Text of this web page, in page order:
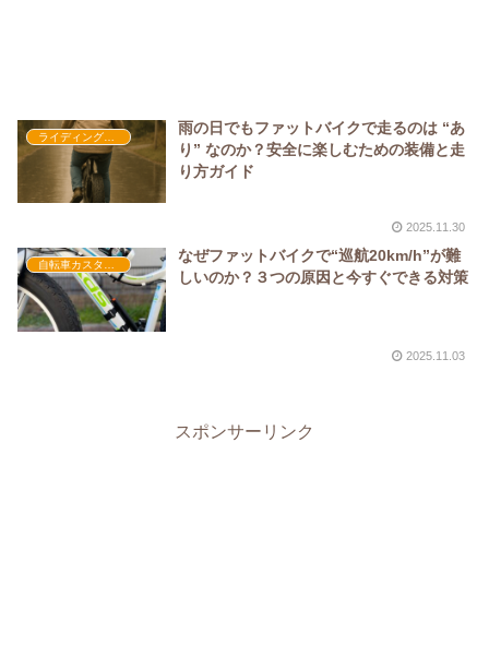
雨の日でもファットバイクで走るのは “あ
り” なのか？安全に楽しむための装備と走
り方ガイド
2025.11.30
自転車カスタム・レビュー
なぜファットバイクで“巡航20km/h”が難
しいのか？３つの原因と今すぐできる対策
2025.11.03
スポンサーリンク